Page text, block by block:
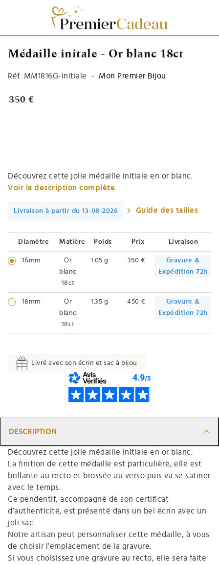
Médaille initale - Or blanc 18ct
Réf. MM1816G-initiale - Mon Premier Bijou
350 €
Découvrez cette jolie médaille initiale en or blanc.
Voir la description complète
Livraison à partir du 13-08-2026 Guide des tailles
Diamètre Matière Poids Prix Livraison
16mm
Or
blanc
18ct
1.05 g 350 €
Gravure &
Expédition 72h
18mm
Or
blanc
18ct
1.35 g 450 €
Gravure &
Expédition 72h
Livré avec son écrin et sac à bijou
DESCRIPTION
Découvrez cette jolie médaille initiale en or blanc.
La finition de cette médaille est particulière, elle est
brillante au recto et brossée au verso puis va se satiner
avec le temps.
Ce pendentif, accompagné de son certificat
d’authenticité, est présenté dans un bel écrin avec un
joli sac.
Notre artisan peut personnaliser cette médaille, à vous
de choisir l’emplacement de la gravure.
Si vous choisissez une gravure au recto, elle sera faite